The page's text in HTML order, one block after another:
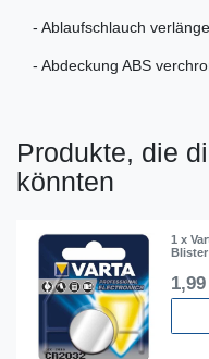
- Ablaufschlauch
- Abdeckung ABS
Produkte, die
könnten
1 x